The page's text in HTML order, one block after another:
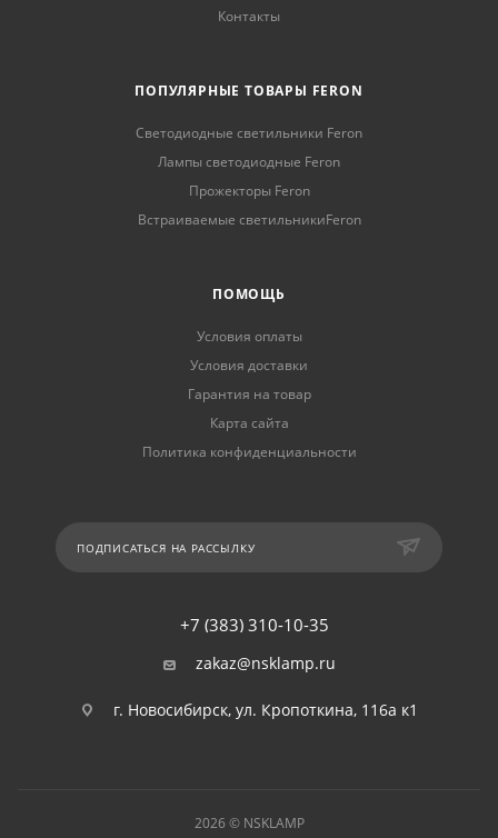
Контакты
ПОПУЛЯРНЫЕ ТОВАРЫ FERON
Светодиодные светильники Feron
Лампы светодиодные Feron
Прожекторы Feron
Встраиваемые светильникиFeron
ПОМОЩЬ
Условия оплаты
Условия доставки
Гарантия на товар
Карта сайта
Политика конфиденциальности
ПОДПИСАТЬСЯ НА РАССЫЛКУ
+7 (383) 310-10-35
zakaz@nsklamp.ru
г. Новосибирск, ул. Кропоткина, 116а к1
2026 © NSKLAMP